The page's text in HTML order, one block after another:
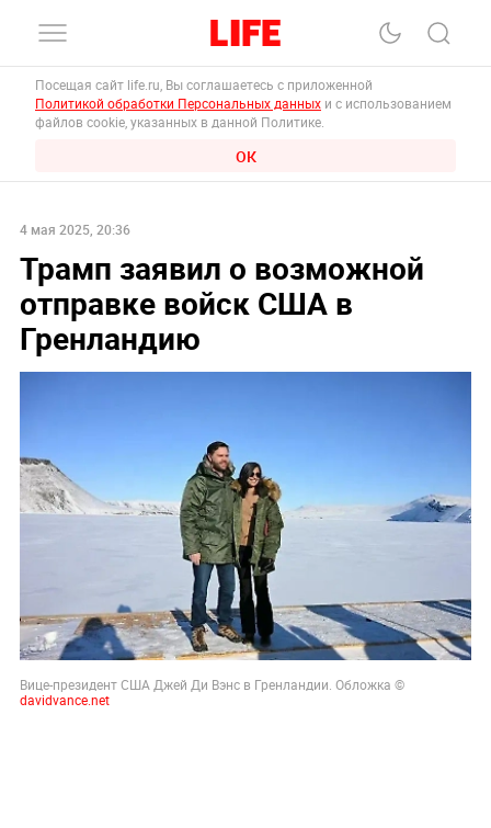
Посещая сайт life.ru, Вы соглашаетесь с приложенной
Политикой обработки Персональных данных и с использованием
файлов cookie, указанных в данной Политике.
ОК
4 мая 2025, 20:36
Трамп заявил о возможной
отправке войск США в
Гренландию
Вице-президент США Джей Ди Вэнс в Гренландии. Обложка ©
davidvance.net